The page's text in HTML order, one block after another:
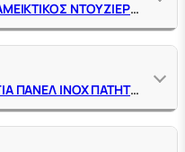
ΔΙΑΚΟΠΤΗΣ Ν.467ΜΙΧ ΑΝΑΜΕΙΚΤΙΚΟΣ ΝΤΟΥΖΙΕΡΑΣ ΕΝΤΟΙΧΙΣΜΟΥ ΠΑΤΗΤΟΣ 1/2" ΜΕ ΧΡΟΝΟΚΑΘΥΣΤΕΡΗΣΗ
ΔΙΑΚΟΠΤΗΣ TREMOLADA ΓΙΑ ΠΑΝΕΛ ΙΝΟΧ ΠΑΤΗΤΟΣ ΜΕ ΧΡΟΝΟΚΑΘΥΣΤΕΡΗΣΗ